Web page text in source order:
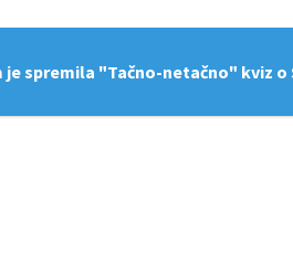
je spremila "Tačno-netačno" kviz o